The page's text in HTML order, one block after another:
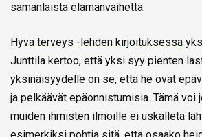
samanlaista elämänvaihetta.
Hyvä terveys -lehden kirjoituksessa
Junttila kertoo, että yksi syy pienten
yksinäisyydelle on se, että he ovat
ja pelkäävät epäonnistumisia. Tämä voi
muiden ihmisten ilmoille ei uskalleta